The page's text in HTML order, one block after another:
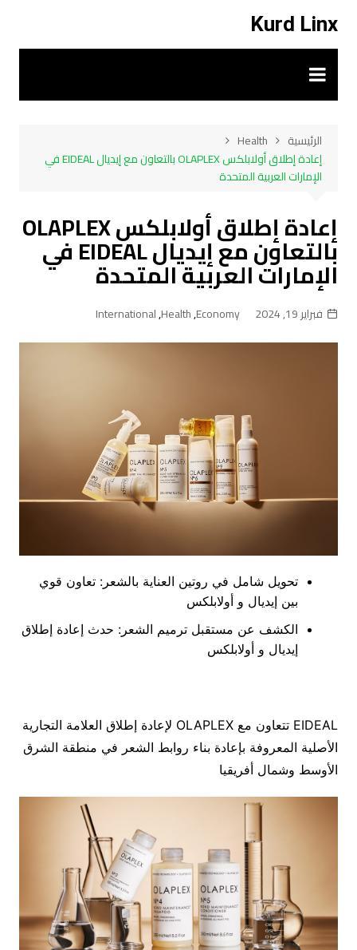
المحتوى
Kurd Linx
الرئيسية
Health
إعادة إطلاق أولابلكس OLAPLEX بالتعاون مع إيديال EIDEAL في
الإمارات العربية المتحدة
إعادة إطلاق أولابلكس OLAPLEX
بالتعاون مع إيديال EIDEAL في
الإمارات العربية المتحدة
فبراير 19, 2024 Economy
,
Health
,
International
تحويل شامل في روتين العناية بالشعر: تعاون قوي
بين إيديال و أولابلكس
الكشف عن مستقبل ترميم الشعر: حدث إعادة إطلاق
إيديال و أولابلكس
EIDEAL تتعاون مع OLAPLEX لإعادة إطلاق العلامة التجارية
الأصلية المعروفة بإعادة بناء روابط الشعر في منطقة الشرق
الأوسط وشمال أفريقيا